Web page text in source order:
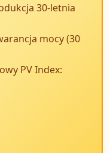
30-letnia
mocy (30
PV Index: